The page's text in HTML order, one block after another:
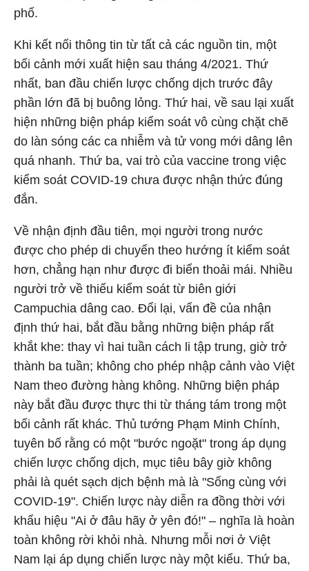
phố.
Khi kết nối thông tin từ tất cả các nguồn tin, một
bối cảnh mới xuất hiện sau tháng 4/2021. Thứ
nhất, ban đầu chiến lược chống dịch trước đây
phần lớn đã bị buông lỏng. Thứ hai, về sau lại xuất
hiện những biện pháp kiểm soát vô cùng chặt chẽ
do làn sóng các ca nhiễm và tử vong mới dâng lên
quá nhanh. Thứ ba, vai trò của vaccine trong việc
kiểm soát COVID-19 chưa được nhận thức đúng
đắn.
Về nhận định đầu tiên, mọi người trong nước
được cho phép di chuyển theo hướng ít kiểm soát
hơn, chẳng hạn như được đi biển thoải mái. Nhiều
người trở về thiếu kiểm soát từ biên giới
Campuchia dâng cao. Đổi lại, vấn đề của nhận
định thứ hai, bắt đầu bằng những biện pháp rất
khắt khe: thay vì hai tuần cách li tập trung, giờ trở
thành ba tuần; không cho phép nhập cảnh vào Việt
Nam theo đường hàng không. Những biện pháp
này bắt đầu được thực thi từ tháng tám trong một
bối cảnh rất khác. Thủ tướng Phạm Minh Chính,
tuyên bố rằng có một "bước ngoặt" trong áp dụng
chiến lược chống dịch, mục tiêu bây giờ không
phải là quét sạch dịch bệnh mà là "Sống cùng với
COVID-19". Chiến lược này diễn ra đồng thời với
khẩu hiệu "Ai ở đâu hãy ở yên đó!" – nghĩa là hoàn
toàn không rời khỏi nhà. Nhưng mỗi nơi ở Việt
Nam lại áp dụng chiến lược này một kiểu. Thứ ba,